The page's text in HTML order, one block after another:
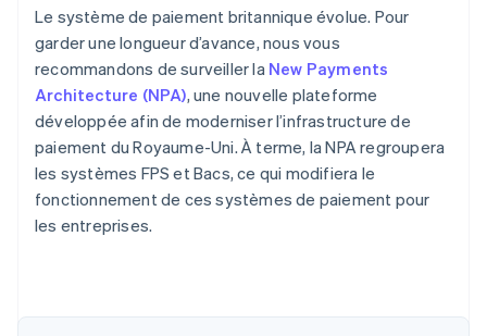
Le système de paiement britannique évolue. Pour
garder une longueur d’avance, nous vous
recommandons de surveiller la New Payments
Architecture (NPA), une nouvelle plateforme
développée afin de moderniser l’infrastructure de
paiement du Royaume-Uni. À terme, la NPA regroupera
les systèmes FPS et Bacs, ce qui modifiera le
fonctionnement de ces systèmes de paiement pour
les entreprises.